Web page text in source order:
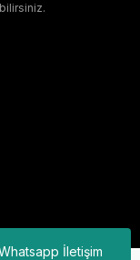
İletişim